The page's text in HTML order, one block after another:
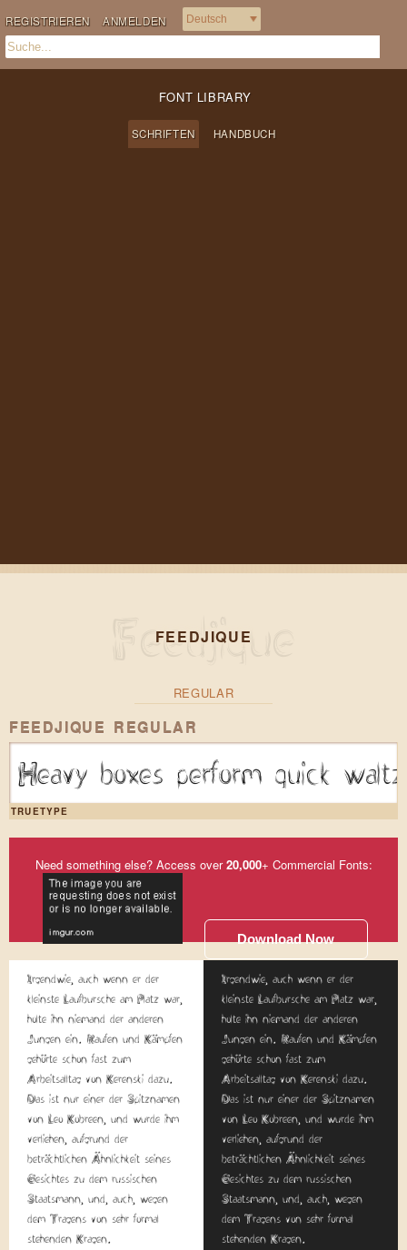
REGISTRIEREN ANMELDEN
FONT LIBRARY
SCHRIFTEN HANDBUCH
FEEDJIQUE
REGULAR
FEEDJIQUE REGULAR
Heavy boxes perform quick
TRUETYPE
Need something else? Access over20,000+ Commercial Fonts:
Download Now
Irgendwie, auch wenn er der
kleinste Laufbursche am Platz war,
holte ihn niemand der anderen
Jungen ein. Raufen und Kämpfen
gehörte schon fast zum
Arbeitsalltag von Kerenski dazu.
Das ist nur einer der Spitznamen
von Leo Kobreen, und wurde ihm
verliehen, aufgrund der
beträchtlichen Ähnlichkeit seines
Gesichtes zu dem russischen
Staatsmann, und, auch, wegen
dem Tragens von sehr formal
stehenden Kragen.
Irgendwie, auch wenn er der
kleinste Laufbursche am Platz war,
holte ihn niemand der anderen
Jungen ein. Raufen und Kämpfen
gehörte schon fast zum
Arbeitsalltag von Kerenski dazu.
Das ist nur einer der Spitznamen
von Leo Kobreen, und wurde ihm
verliehen, aufgrund der
beträchtlichen Ähnlichkeit seines
Gesichtes zu dem russischen
Staatsmann, und, auch, wegen
dem Tragens von sehr formal
stehenden Kragen.